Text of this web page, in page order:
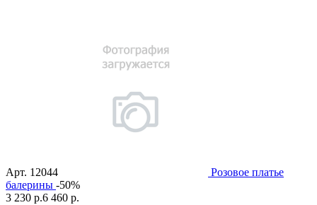
Арт. 12044
Розовое платье
балерины -50%
3 230 р.6 460 р.